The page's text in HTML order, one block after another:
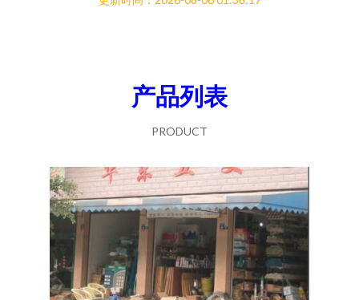
产品列表
PRODUCT